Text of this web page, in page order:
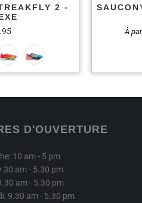
2 -
À
D'OUVERTURE
10 am - 5 pm
am - 5.30 pm
am - 5.30 pm
9.30 am - 5.30 pm